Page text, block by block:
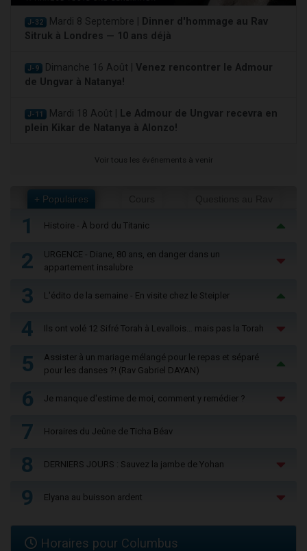
J-32 Mardi 8 Septembre |
Dinner d'hommage au Rav
Sitruk à Londres — 10 ans déjà
J-9 Dimanche 16 Août | Venez rencontrer le Admour
de Ungvar à Natanya!
J-11 Mardi 18 Août |
Le Admour de Ungvar recevra en
plein Kikar de Natanya à Alonzo!
Voir tous les événements à venir
+ Populaires
1 Histoire - À bord du Titanic
2
URGENCE - Diane, 80 ans, en danger dans un
appartement insalubre
3 L'édito de la semaine - En visite chez le Steipler
4 Ils ont volé 12 Sifré Torah à Levallois… mais pas la Torah
5
Assister à un mariage mélangé pour le repas et séparé
pour les danses ?! (Rav Gabriel DAYAN)
6 Je manque d'estime de moi, comment y remédier ?
7 Horaires du Jeûne de Ticha Béav
8 DERNIERS JOURS : Sauvez la jambe de Yohan
9 Elyana au buisson ardent
Horaires pour Columbus